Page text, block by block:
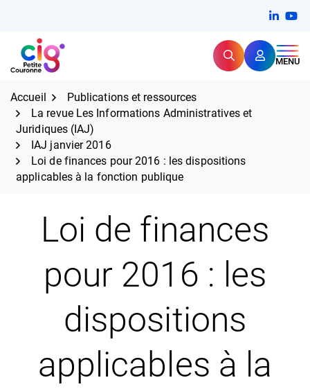
contenu
CIG Petite Couronne RechercherMENU
Expertise et proximité pour
Accueil
Publications et ressources
La revue Les Informations Administratives et
Juridiques (IAJ)
IAJ janvier 2016
Loi de finances pour 2016 : les dispositions
applicables à la fonction publique
Loi de finances
pour 2016 : les
dispositions
applicables à la